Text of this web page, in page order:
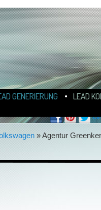
GENERIERUNG
LEAD
FOLLOW
»Agentur